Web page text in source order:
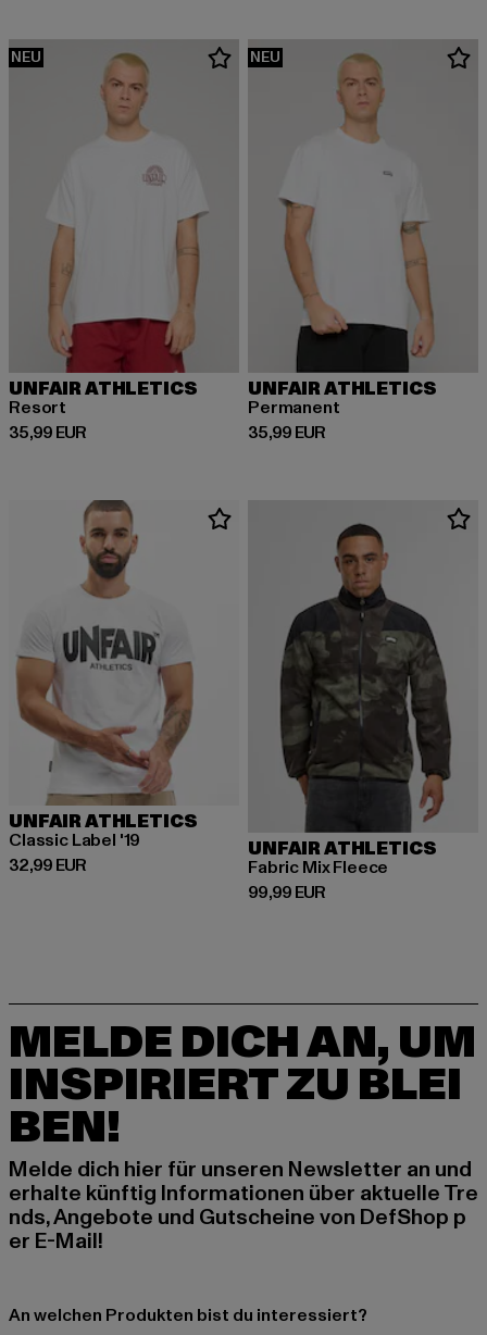
NEU
UNFAIR ATHLETICS
Resort
35,99 EUR
Derzeitiger Preis: 35,99 EUR
NEU
UNFAIR ATHLETICS
Permanent
35,99 EUR
Derzeitiger Preis: 35,99 EUR
UNFAIR ATHLETICS
Classic Label '19
32,99 EUR
Derzeitiger Preis: 32,99 EUR
UNFAIR ATHLETICS
Fabric Mix Fleece
99,99 EUR
Derzeitiger Preis: 99,99 EUR
MELDE DICH AN, UM
INSPIRIERT ZU BLEI
BEN!
Melde dich hier für unseren Newsletter an und
erhalte künftig Informationen über aktuelle Tre
nds, Angebote und Gutscheine von DefShop p
er E-Mail!
An welchen Produkten bist du interessiert?